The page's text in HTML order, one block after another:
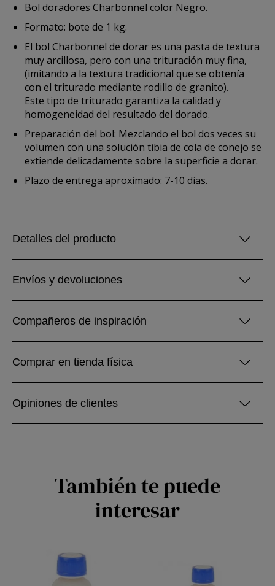
Bol doradores Charbonnel color Negro.
Formato: bote de 1 kg.
El bol Charbonnel de dorar es una pasta de textura
muy arcillosa, pero con una trituración muy fina,
(imitando a la textura tradicional que se obtenía
con el triturado mediante rodillo de granito).
Este tipo de triturado garantiza la calidad y
homogeneidad del resultado del dorado.
Preparación del bol: Mezclando el bol dos veces su
volumen con una solución tibia de cola de conejo se
extiende delicadamente sobre la superficie a dorar.
Plazo de entrega aproximado: 7-10 dias.
Detalles del producto
Envíos y devoluciones
Compañeros de inspiración
Comprar en tienda física
Opiniones de clientes
También te puede
interesar